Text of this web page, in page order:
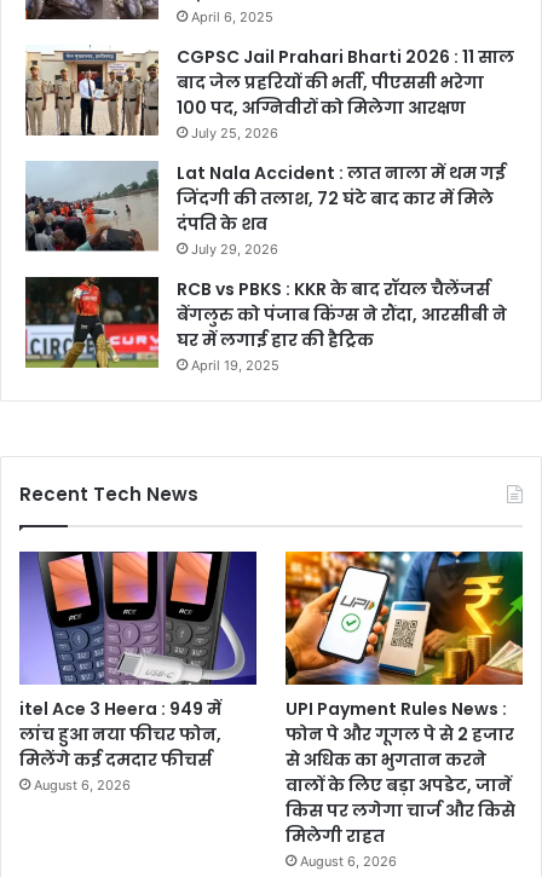
April 6, 2025
CGPSC Jail Prahari Bharti 2026 : 11 साल
बाद जेल प्रहरियों की भर्ती, पीएससी भरेगा
100 पद, अग्निवीरों को मिलेगा आरक्षण
July 25, 2026
Lat Nala Accident : लात नाला में थम गई
जिंदगी की तलाश, 72 घंटे बाद कार में मिले
दंपति के शव
July 29, 2026
RCB vs PBKS : KKR के बाद रॉयल चैलेंजर्स
बेंगलुरु को पंजाब किंग्स ने रौंदा, आरसीबी ने
घर में लगाई हार की हैट्रिक
April 19, 2025
Recent Tech News
itel Ace 3 Heera : 949 में
लांच हुआ नया फीचर फोन,
मिलेंगे कई दमदार फीचर्स
August 6, 2026
UPI Payment Rules News :
फोन पे और गूगल पे से 2 हजार
से अधिक का भुगतान करने
वालों के लिए बड़ा अपडेट, जानें
किस पर लगेगा चार्ज और किसे
मिलेगी राहत
August 6, 2026